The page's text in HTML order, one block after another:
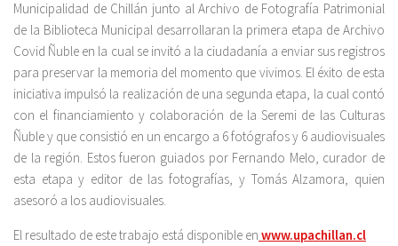
Municipalidad de Chillán junto al Archivo de Fotografía Patrimonial
de la Biblioteca Municipal desarrollaran la primera etapa de Archivo
Covid Ñuble en la cual se invitó a la ciudadanía a enviar sus registros
para preservar la memoria del momento que vivimos. El éxito de esta
iniciativa impulsó la realización de una segunda etapa, la cual contó
con el financiamiento y colaboración de la Seremi de las Culturas
Ñuble y que consistió en un encargo a 6 fotógrafos y 6 audiovisuales
de la región. Estos fueron guiados por Fernando Melo, curador de
esta etapa y editor de las fotografías, y Tomás Alzamora, quien
asesoró a los audiovisuales.
El resultado de este trabajo está disponible en www.upachillan.cl